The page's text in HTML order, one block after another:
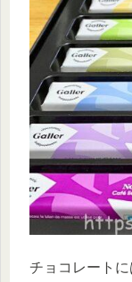
チョコレートに